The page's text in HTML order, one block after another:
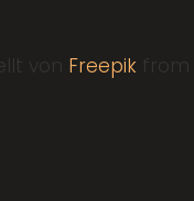
von Freepikfrom